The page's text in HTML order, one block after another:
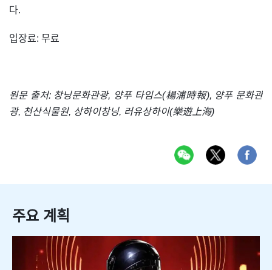
다.
입장료: 무료
원문 출처: 창닝문화관광, 양푸 타임스(楊浦時報), 양푸 문화관
광, 천산식물원, 상하이창닝, 러유상하이(樂遊上海)
주요 계획